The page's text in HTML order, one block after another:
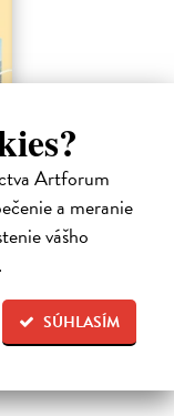
Artforum
a meranie
vášho
SÚHLASÍM
premeniť
Dnes je tu
že aj zdanlivo